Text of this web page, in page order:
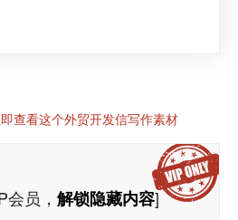
查看这个外贸开发信写作素材
员， 解锁隐藏内容]